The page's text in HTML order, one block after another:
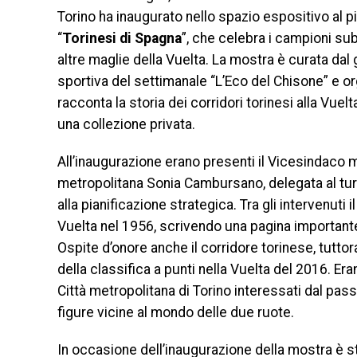
Torino ha inaugurato nello spazio espositivo al
“Torinesi di Spagna”, che celebra i campioni
altre maglie della Vuelta. La mostra è curata
sportiva del settimanale “L’Eco del Chisone” e
racconta la storia dei corridori torinesi alla
una collezione privata.
All’inaugurazione erano presenti il Vicesindaco
metropolitana Sonia Cambursano, delegata al
alla pianificazione strategica. Tra gli intervenuti
Vuelta nel 1956, scrivendo una pagina
Ospite d’onore anche il corridore torinese,
della classifica a punti nella Vuelta del 2016.
Città metropolitana di Torino interessati dal
figure vicine al mondo delle due ruote.
In occasione dell’inaugurazione della mostra è